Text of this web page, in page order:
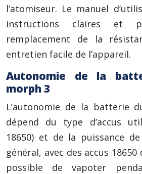
l’atomiseur. Le manuel
instructions claires et
remplacement de la
entretien facile de l’appareil.
Autonomie de la
morph 3
L’autonomie de la batterie
dépend du type d’accus
18650) et de la puissance
général, avec des accus
possible de vapoter